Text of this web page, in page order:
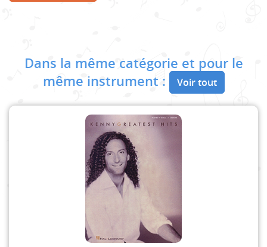
Dans la même catégorie et pour le
même instrument :
Voir tout